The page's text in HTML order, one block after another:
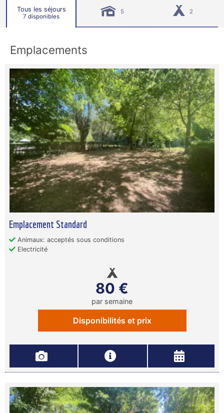
Tous les séjours
7 disponibles
5 2
Emplacements
Emplacement Standard
Animaux: acceptés sous conditions
Electricité
80 €
par semaine
Disponibilités et prix